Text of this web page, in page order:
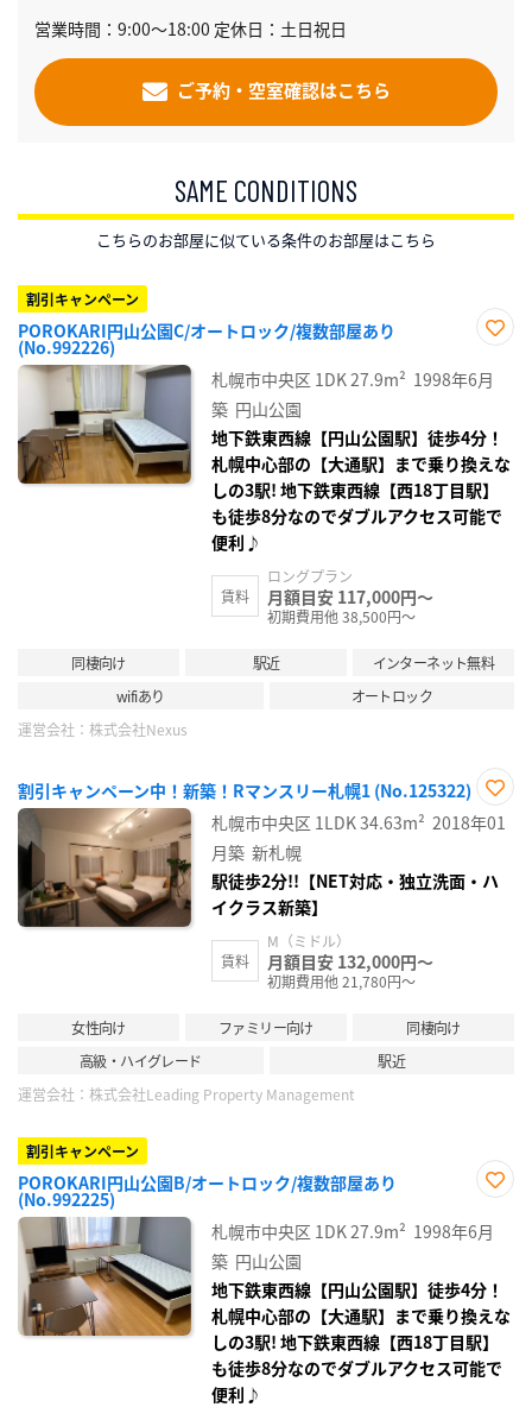
営業時間：9:00～18:00 定休日：土日祝日
ご予約・空室確認はこちら
SAME CONDITIONS
こちらのお部屋に似ている条件のお部屋はこちら
割引キャンペーン
POROKARI円山公園C/オートロック/複数部屋あり
(No.992226)
に入
り登
札幌市中央区 1DK27.9m² 1998年6月
築 円山公園
地下鉄東西線【円山公園駅】徒歩4分！
札幌中心部の【大通駅】まで乗り換えな
しの3駅! 地下鉄東西線【西18丁目駅】
も徒歩8分なのでダブルアクセス可能で
便利♪
賃料
ロングプラン
月額目安 117,000円～
初期費用他 38,500円～
同棲向け 駅近
インターネット無料
wifiあり
オートロック
運営会社： 株式会社Nexus
割引キャンペーン中！新築！Rマンスリー札幌1 (No.125322)
お気
に入
札幌市中央区 1LDK34.63m² 2018年01
月築 新札幌
駅徒歩2分!!【NET対応・独立洗面・ハ
イクラス新築】
賃料
M（ミドル）
月額目安 132,000円～
初期費用他 21,780円～
女性向け ファミリー向け
同棲向け
高級・ハイグレード
駅近
運営会社： 株式会社Leading Property Management
割引キャンペーン
POROKARI円山公園B/オートロック/複数部屋あり
(No.992225)
に入
り登
札幌市中央区 1DK27.9m² 1998年6月
築 円山公園
地下鉄東西線【円山公園駅】徒歩4分！
札幌中心部の【大通駅】まで乗り換えな
しの3駅! 地下鉄東西線【西18丁目駅】
も徒歩8分なのでダブルアクセス可能で
便利♪